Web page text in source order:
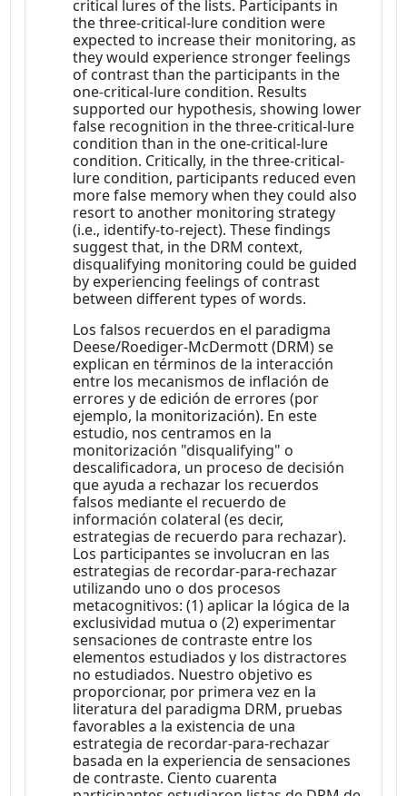
critical lures of the lists. Participants in
the three-critical-lure condition were
expected to increase their monitoring, as
they would experience stronger feelings
of contrast than the participants in the
one-critical-lure condition. Results
supported our hypothesis, showing lower
false recognition in the three-critical-lure
condition than in the one-critical-lure
condition. Critically, in the three-critical-
lure condition, participants reduced even
more false memory when they could also
resort to another monitoring strategy
(i.e., identify-to-reject). These findings
suggest that, in the DRM context,
disqualifying monitoring could be guided
by experiencing feelings of contrast
between different types of words.
Los falsos recuerdos en el paradigma
Deese/Roediger-McDermott (DRM) se
explican en términos de la interacción
entre los mecanismos de inflación de
errores y de edición de errores (por
ejemplo, la monitorización). En este
estudio, nos centramos en la
monitorización "disqualifying" o
descalificadora, un proceso de decisión
que ayuda a rechazar los recuerdos
falsos mediante el recuerdo de
información colateral (es decir,
estrategias de recuerdo para rechazar).
Los participantes se involucran en las
estrategias de recordar-para-rechazar
utilizando uno o dos procesos
metacognitivos: (1) aplicar la lógica de la
exclusividad mutua o (2) experimentar
sensaciones de contraste entre los
elementos estudiados y los distractores
no estudiados. Nuestro objetivo es
proporcionar, por primera vez en la
literatura del paradigma DRM, pruebas
favorables a la existencia de una
estrategia de recordar-para-rechazar
basada en la experiencia de sensaciones
de contraste. Ciento cuarenta